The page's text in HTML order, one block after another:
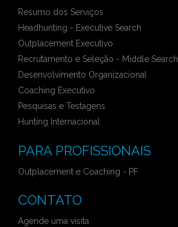
Resumo dos Serviços
Headhunting - Executive Search
Outplacement Executivo
Recrutamento e Seleção - Middle Search
Desenvolvimento Organizacional
Coaching Executivo
Pesquisas e Testagens
Hunting Internacional
PARA PROFISSIONAIS
Outplacement e Coaching - PF
CONTATO
Agende uma visita